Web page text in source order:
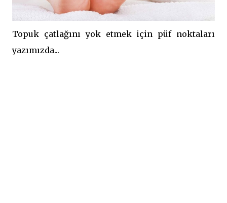
Topuk çatlağını yok etmek için püf noktaları
yazımızda...